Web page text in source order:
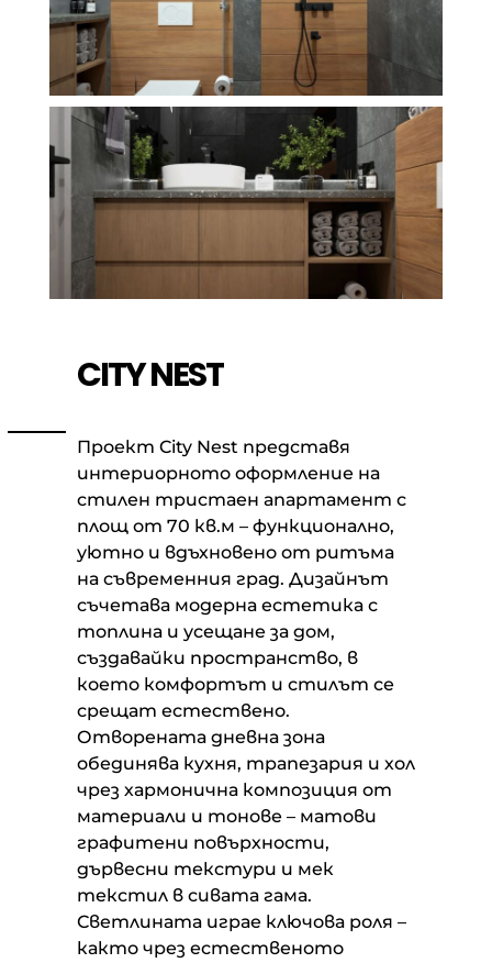
CITY NEST
Проект City Nest представя
интериорното оформление на
стилен тристаен апартамент с
площ от 70 кв.м – функционално,
уютно и вдъхновено от ритъма
на съвременния град. Дизайнът
съчетава модерна естетика с
топлина и усещане за дом,
създавайки пространство, в
което комфортът и стилът се
срещат естествено.
Отворената дневна зона
обединява кухня, трапезария и хол
чрез хармонична композиция от
материали и тонове – матови
графитени повърхности,
дървесни текстури и мек
текстил в сивата гама.
Светлината играе ключова роля –
както чрез естественото